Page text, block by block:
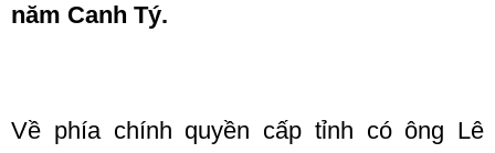
năm Canh Tý.
Về phía chính quyền cấp tỉnh có ông Lê